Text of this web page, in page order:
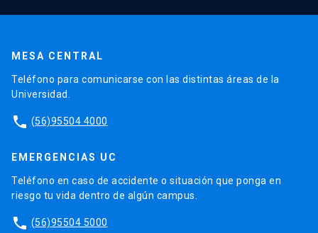
MESA CENTRAL
Teléfono para comunicarse con las distintas áreas de la
Universidad.
phone (56)95504 4000
EMERGENCIAS UC
Teléfono en caso de accidente o situación que ponga en
riesgo tu vida dentro de algún campus.
phone (56)95504 5000